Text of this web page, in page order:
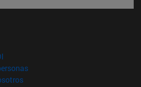
nueva ventana)
(abre en nueva ventana)
(abre en nueva ventana)